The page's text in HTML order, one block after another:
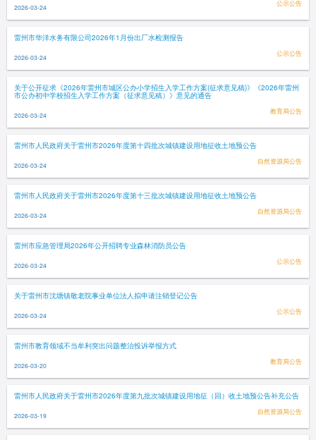
2026-03-24 公示公告
雷州市华洋水务有限公司2026年1月份出厂水检测报告
2026-03-24 公示公告
关于公开征求《2026年雷州市城区公办小学招生入学工作方案(征求意见稿)》《2026年雷州
市公办初中学校招生入学工作方案（征求意见稿）》意见的通告
2026-03-24 教育局公告
雷州市人民政府关于雷州市2026年度第十四批次城镇建设用地征收土地预公告
2026-03-24 自然资源局公告
雷州市人民政府关于雷州市2026年度第十三批次城镇建设用地征收土地预公告
2026-03-24 自然资源局公告
雷州市应急管理局2026年公开招聘专业森林消防员公告
2026-03-24 公示公告
关于雷州市沈塘镇敬老院事业单位法人拟申请注销登记公告
2026-03-24 公示公告
雷州市教育领域不当牟利突出问题整治投诉举报方式
2026-03-20 教育局公告
雷州市人民政府关于雷州市2026年度第九批次城镇建设用地征（回）收土地预公告补充公告
2026-03-19 自然资源局公告